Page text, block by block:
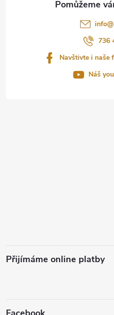
info@
736
Navštivte i naše
Náš
Přijímáme online platby